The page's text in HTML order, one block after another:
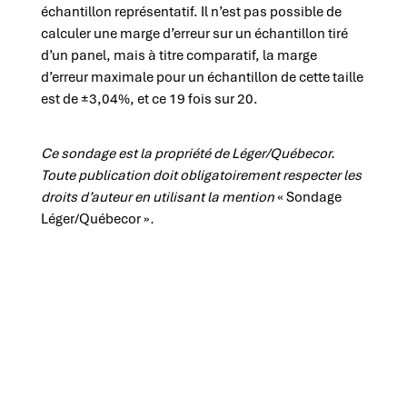
échantillon représentatif. Il n’est pas possible de
calculer une marge d’erreur sur un échantillon tiré
d’un panel, mais à titre comparatif, la marge
d’erreur maximale pour un échantillon de cette taille
est de ±3,04%, et ce 19 fois sur 20.
Ce sondage est la propriété de Léger/Québecor.
Toute publication doit obligatoirement respecter les
droits d’auteur en utilisant la mention« Sondage
Léger/Québecor ».